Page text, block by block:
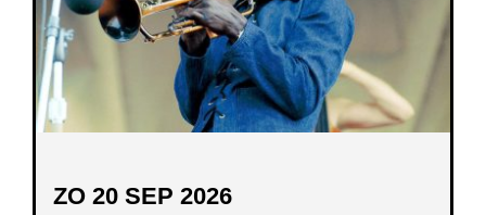
ZO 20 SEP 2026